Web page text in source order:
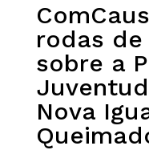
rodas de
sobre a
Nova